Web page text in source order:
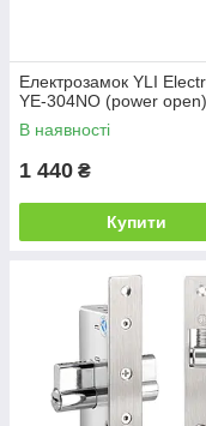
Електрозамок YLI
YE-304NO (power open)
В наявності
1 440 ₴
Купити